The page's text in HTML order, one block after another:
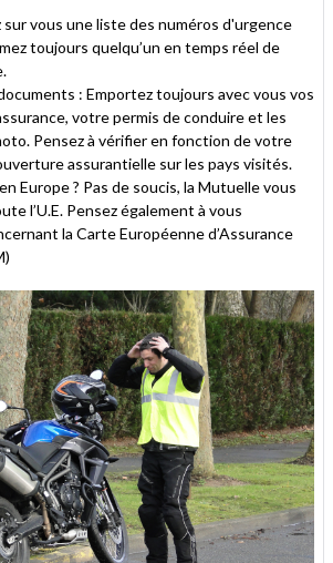
sur vous une liste des numéros d'urgence
toujours quelqu’un en temps réel de
: Emportez toujours avec vous vos
votre permis de conduire et les
Pensez à vérifier en fonction de votre
assurantielle sur les pays visités.
Europe ? Pas de soucis, la Mutuelle vous
l’U.E. Pensez également à vous
la Carte Européenne d’Assurance